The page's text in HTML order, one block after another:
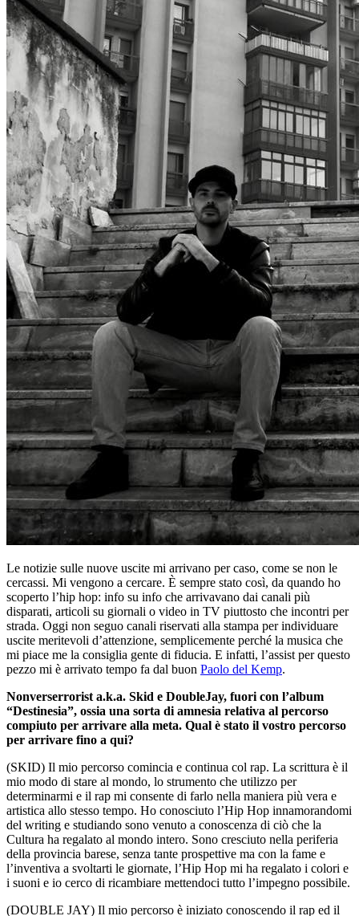
Le notizie sulle nuove uscite mi arrivano per caso, come se non le
cercassi. Mi vengono a cercare. È sempre stato così, da quando ho
scoperto l’hip hop: info su info che arrivavano dai canali più
disparati, articoli su giornali o video in TV piuttosto che incontri per
strada. Oggi non seguo canali riservati alla stampa per individuare
uscite meritevoli d’attenzione, semplicemente perché la musica che
mi piace me la consiglia gente di fiducia. E infatti, l’assist per questo
pezzo mi è arrivato tempo fa dal buon Paolo del Kemp.
Nonverserrorist a.k.a. Skid e DoubleJay, fuori con l’album
“Destinesia”, ossia una sorta di amnesia relativa al percorso
compiuto per arrivare alla meta. Qual è stato il vostro percorso
per arrivare fino a qui?
(SKID) Il mio percorso comincia e continua col rap. La scrittura è il
mio modo di stare al mondo, lo strumento che utilizzo per
determinarmi e il rap mi consente di farlo nella maniera più vera e
artistica allo stesso tempo. Ho conosciuto l’Hip Hop innamorandomi
del writing e studiando sono venuto a conoscenza di ciò che la
Cultura ha regalato al mondo intero. Sono cresciuto nella periferia
della provincia barese, senza tante prospettive ma con la fame e
l’inventiva a svoltarti le giornate, l’Hip Hop mi ha regalato i colori e
i suoni e io cerco di ricambiare mettendoci tutto l’impegno possibile.
(DOUBLE JAY) Il mio percorso è iniziato conoscendo il rap ed il